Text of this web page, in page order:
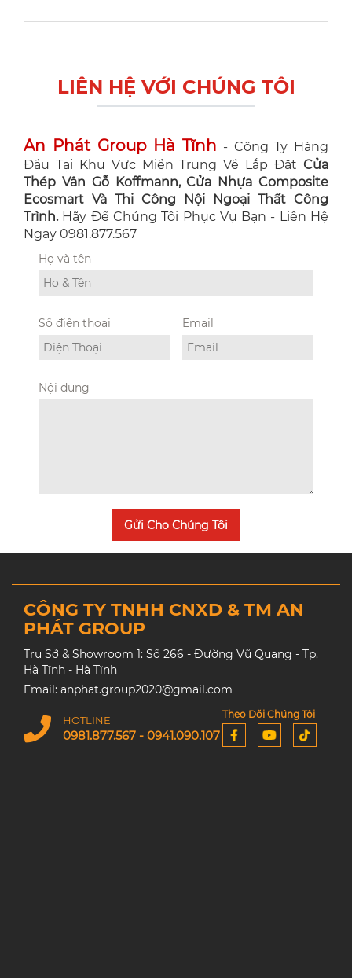
LIÊN HỆ VỚI CHÚNG TÔI
An Phát Group Hà Tĩnh - Công Ty Hàng
Đầu Tại Khu Vực Miền Trung Về Lắp Đặt Cửa
Thép Vân Gỗ Koffmann, Cửa Nhựa Composite
Ecosmart Và Thi Công Nội Ngoại Thất Công
Trình. Hãy Để Chúng Tôi Phục Vụ Bạn - Liên Hệ
Ngay 0981.877.567
Họ và tên
Số điện thoại Email
Nội dung
Gửi Cho Chúng Tôi
CÔNG TY TNHH CNXD & TM AN
PHÁT GROUP
Trụ Sở & Showroom 1: Số 266 - Đường Vũ Quang - Tp.
Hà Tĩnh - Hà Tĩnh
Email: anphat.group2020@gmail.com
HOTLINE
0981.877.567 - 0941.090.107
Theo Dõi Chúng Tôi